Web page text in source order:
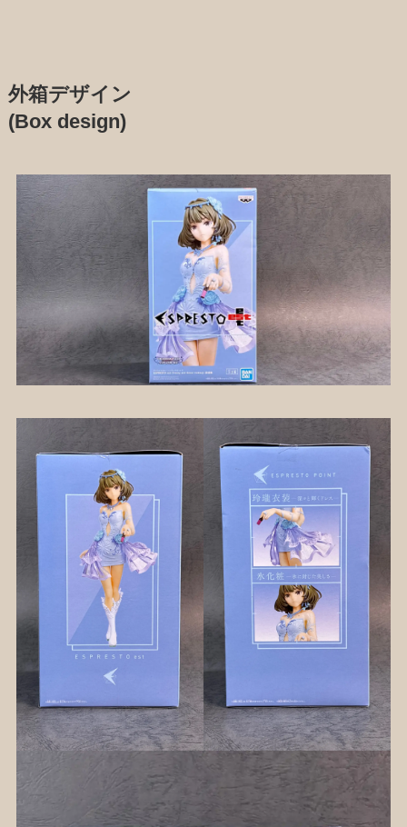
外箱デザイン
(Box design)